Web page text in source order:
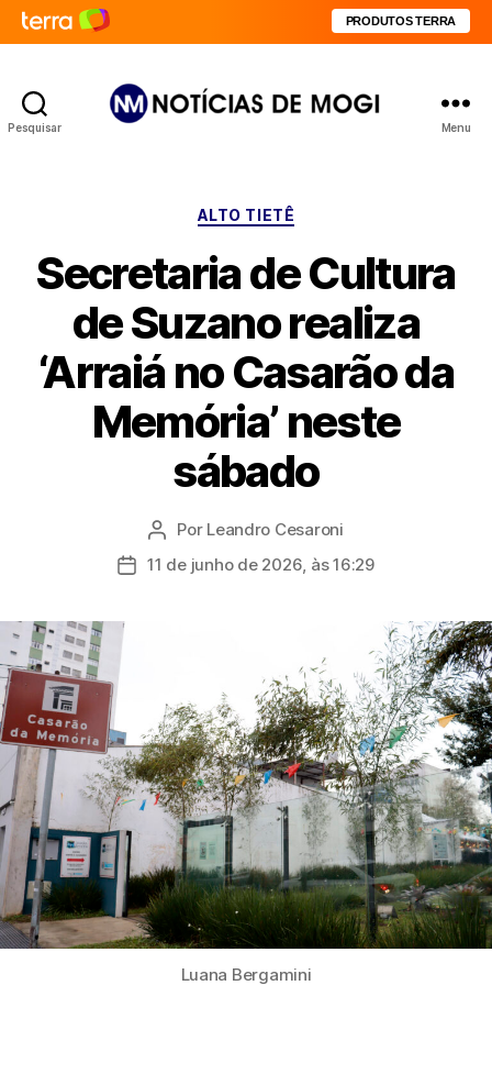
PRODUTOS TERRA
Pesquisar Menu
Categorias
ALTO TIETÊ
Secretaria de Cultura
de Suzano realiza
‘Arraiá no Casarão da
Memória’ neste
sábado
Autor
do
post
Por Leandro Cesaroni
Data11 de junho de 2026, às 16:29
Luana Bergamini